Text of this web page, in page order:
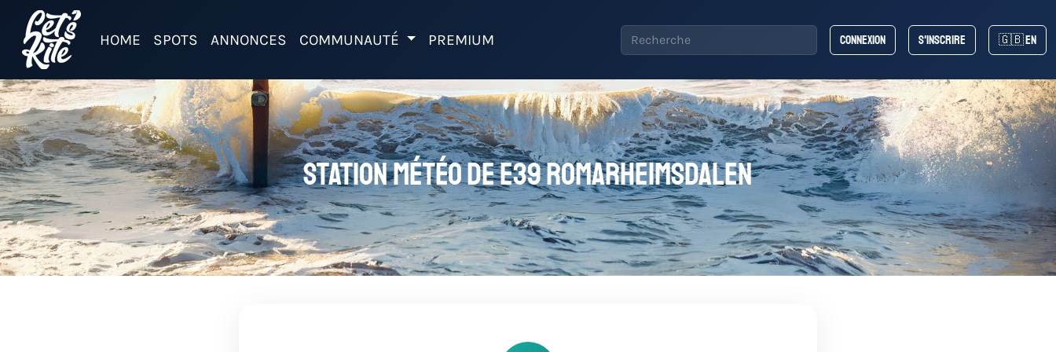
HOME SPOTS ANNONCES COMMUNAUTÉ PREMIUM Connexion S'inscrire 🇬🇧 EN
Station météo de E39 ROMARHEIMSDALEN